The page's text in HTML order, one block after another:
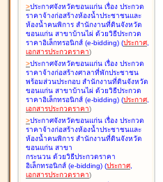
>ประกาศจังหวัดขอนแก่น เรื่อง ประกวด
ราคาจ้างก่อสร้างห้องน้ำประชาชนและ
ห้องน้ำคนพิการ สำนักงานที่ดินจังหวัด
ขอนแก่น สาขาบ้านไผ่ ด้วยวิธีประกวด
ราคาอิเล็กทรอนิกส์ (e-bidding) (ประกาศ,
เอกสารประกวดราคา)
>ประกาศจังหวัดขอนแก่น เรื่อง ประกวด
ราคาจ้างก่อสร้างศาลาที่พักประชาชน
พร้อมส่วนประกอบ สำนักงานที่ดินจังหวัด
ขอนแก่น สาขาบ้านไผ่ ด้วยวิธีประกวด
ราคาอิเล็กทรอนิกส์ (e-bidding) (ประกาศ,
เอกสารประกวดราคา)
>ประกาศจังหวัดขอนแก่น เรื่อง ประกวด
ราคาจ้างก่อสร้างห้องน้ำประชาชนและ
ห้องน้ำคนพิการ สำนักงานที่ดินจังหวัด
ขอนแก่น สาขา
กระนวน ด้วยวิธีประกวดราคา
อิเล็กทรอนิกส์ (e-bidding) (ประกาศ,
เอกสารประกวดราคา)